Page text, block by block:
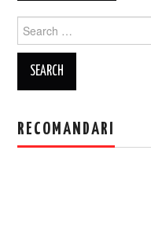
for:
RECOMANDARI